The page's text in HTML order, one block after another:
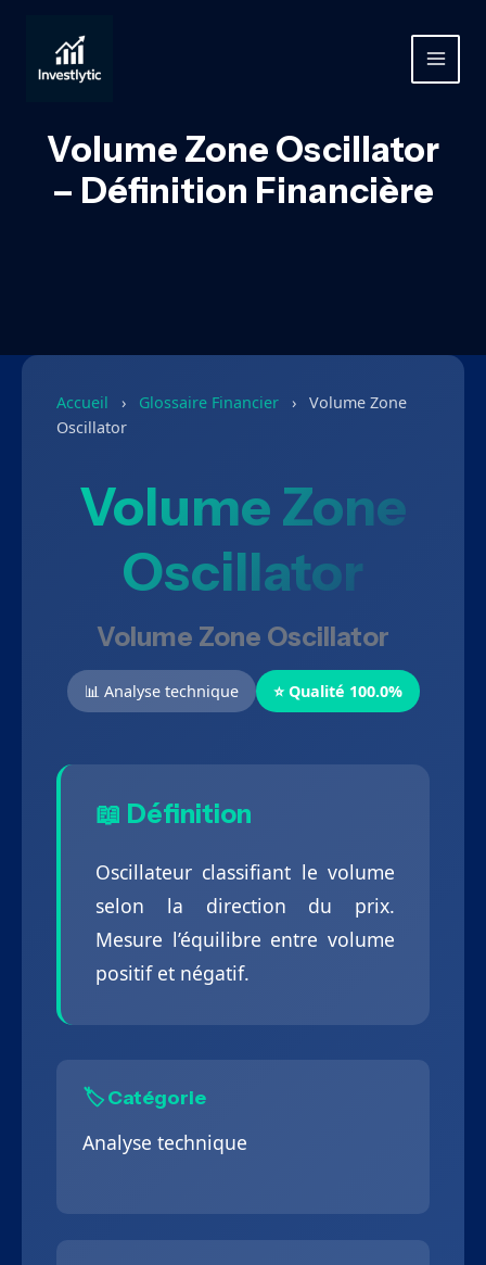
contenu
MAIN
Volume Zone Oscillator
– Définition Financière
Accueil › Glossaire Financier ›
Volume Zone
Oscillator
Volume Zone
Oscillator
Volume Zone Oscillator
📊 Analyse technique ⭐ Qualité 100.0%
📖 Définition
Oscillateur classifiant le volume
selon la direction du prix.
Mesure l’équilibre entre volume
positif et négatif.
🏷️ Catégorie
Analyse technique